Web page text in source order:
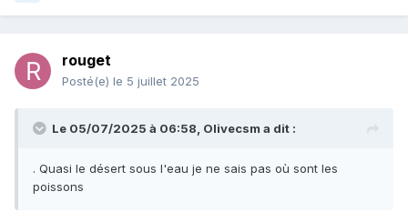
rouget
Posté(e) le 5 juillet 2025
Le 05/07/2025 à 06:58, Olivecsm a dit :
. Quasi le désert sous l'eau je ne sais pas où sont les
poissons